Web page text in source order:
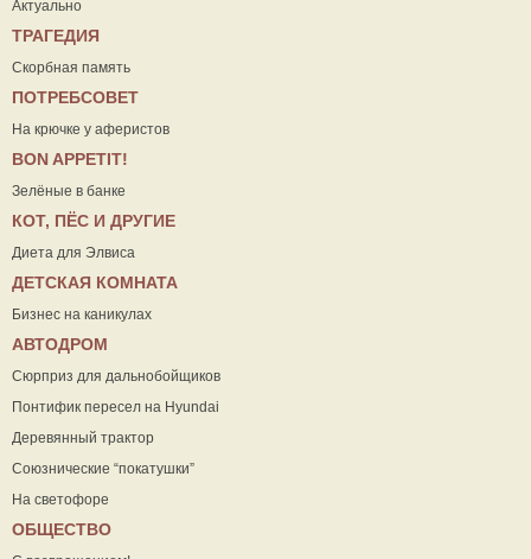
Актуально
ТРАГЕДИЯ
Скорбная память
ПОТРЕБСОВЕТ
На крючке у аферистов
ВON APPETIT!
Зелёные в банке
КОТ, ПЁС И ДРУГИЕ
Диета для Элвиса
ДЕТСКАЯ КОМНАТА
Бизнес на каникулах
АВТОДРОМ
Сюрприз для дальнобойщиков
Понтифик пересел на Hyundai
Деревянный трактор
Союзнические “покатушки”
На светофоре
ОБЩЕСТВО